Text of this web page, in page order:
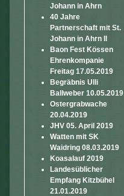
Johann in Ahrn
40 Jahre
Partnerschaft mit St.
Johann in Ahrn II
Baon Fest Kössen
Ehrenkompanie
Freitag 17.05.2019
Begräbnis Ulli
Ballweber 10.05.2019
Ostergrabwache
20.04.2019
JHV 05. April 2019
Watten mit SK
Waidring 08.03.2019
Koasalauf 2019
Landesüblicher
Empfang Kitzbühel
21.01.2019